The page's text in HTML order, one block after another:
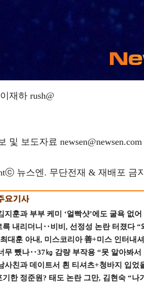
재하 rush@
및 보도자료 newsen@newsen.com
뉴스엔. 무단전재 & 재배포 금지
지훈과 부부 케미 ‘얼빡샷’에도 굴욕 없어
륵 내리더니‥비비, 선정성 논란 터졌다 “
최대훈 아내, 미스코리아 善+미스 인터내
무 뺐나‥37㎏ 감량 부작용 “못 알아봐서
사친과 데이트서 흰 티셔츠+청바지 입
기한 정준원? 태도 논란 그만, 김현숙 “나